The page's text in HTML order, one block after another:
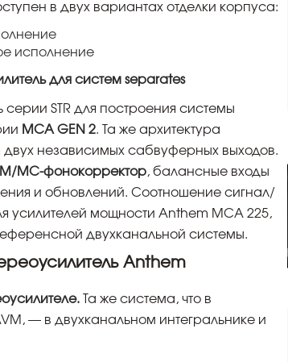
в двух вариантах отделки корпуса:
исполнение
для систем separates
STR для построения системы
MCA GEN 2. Та же архитектура
независимых сабвуферных выходов.
MC-фонокорректор, балансные входы
и обновлений. Соотношение сигнал/
усилителей мощности Anthem MCA 225,
двухканальной системы.
Anthem
Та же система, что в
— в двухканальном интегральнике и